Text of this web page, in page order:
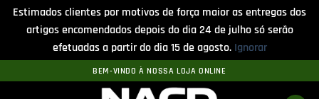
Estimados clientes por motivos de força maior as entregas dos
artigos encomendados depois do dia 24 de julho só serão
efetuadas a partir do dia 15 de agosto. Ignorar
to
BEM-VINDO À NOSSA LOJA ONLINE